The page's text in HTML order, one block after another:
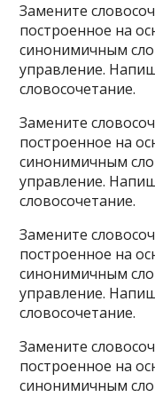
Замените
построенное на
синонимичным
управление.
словосочетание.
Замените
построенное на
синонимичным
управление.
словосочетание.
Замените
построенное на
синонимичным
управление.
словосочетание.
Замените
построенное на
синонимичным